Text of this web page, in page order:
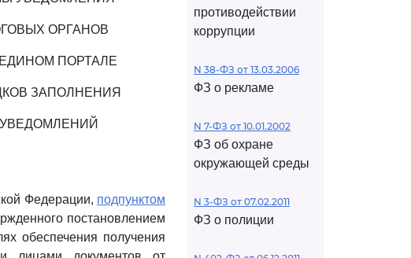
ОРГАНОВ
ПОРТАЛЕ
ЗАПОЛНЕНИЯ
Федерации, подпунктом
постановлением
обеспечения получения
противодействии
коррупции
N 38-ФЗ от 13.03.2006
ФЗ о рекламе
N 7-ФЗ от 10.01.2002
ФЗ об охране
окружающей среды
N 3-ФЗ от 07.02.2011
ФЗ о полиции